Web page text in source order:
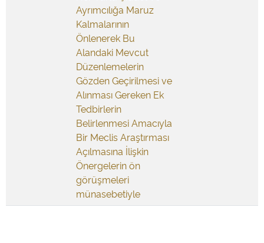
Ayrımcılığa Maruz
Kalmalarının
Önlenerek Bu
Alandaki Mevcut
Düzenlemelerin
Gözden Geçirilmesi ve
Alınması Gereken Ek
Tedbirlerin
Belirlenmesi Amacıyla
Bir Meclis Araştırması
Açılmasına İlişkin
Önergelerin ön
görüşmeleri
münasebetiyle